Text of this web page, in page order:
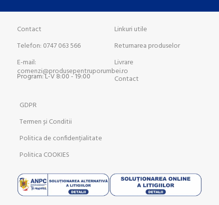
Contact
Telefon: 0747 063 566
E-mail:
comenzi@produsepentruporumbei.ro
Program: L-V 8:00 - 19:00
Linkuri utile
Returnarea produselor
Livrare
Contact
GDPR
Termen și Conditii
Politica de confidențialitate
Politica COOKIES